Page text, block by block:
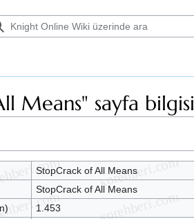
Means" sayfa bilgisi
StopCrack of All Means
StopCrack of All Means
1.453